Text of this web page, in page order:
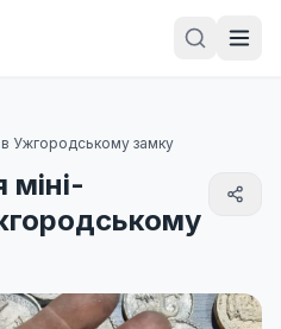
в Ужгородському замку
міні-